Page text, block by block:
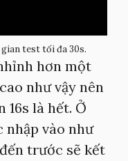
test tối đa 30s.
hơn một
như vậy nên
16s là hết. Ở
nhập vào như
trước sẽ kết